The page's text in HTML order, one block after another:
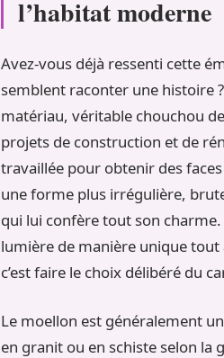
l’habitat moderne
Avez-vous déjà ressenti cette
semblent raconter une histoire
matériau, véritable chouchou
projets de construction et de
travaillée pour obtenir des
une forme plus irrégulière,
qui lui confère tout son
lumière de manière unique
c’est faire le choix délibéré du
Le moellon est généralement
en granit ou en schiste selon la